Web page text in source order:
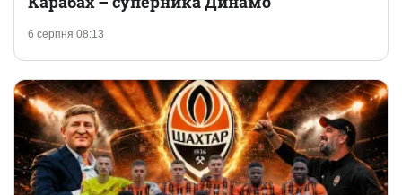
6 серпня 08:13